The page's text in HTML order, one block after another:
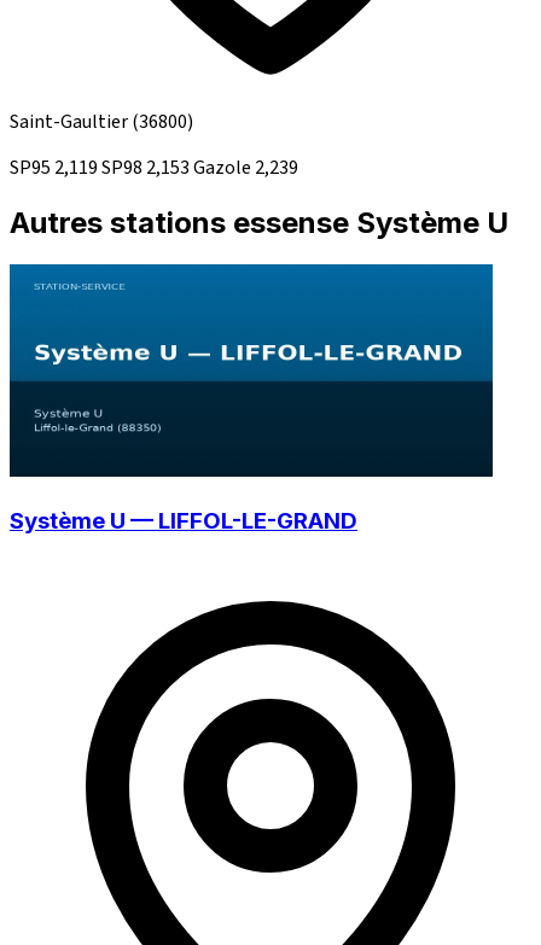
Saint-Gaultier(36800)
SP95 2,119SP98 2,153Gazole 2,239
Autres stations essense Système U
Système U — LIFFOL-LE-GRAND